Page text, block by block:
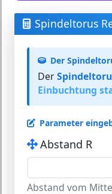
Spindeltorus
Der
Der
Einbuchtung
Parameter
Abstand R
Abstand vom